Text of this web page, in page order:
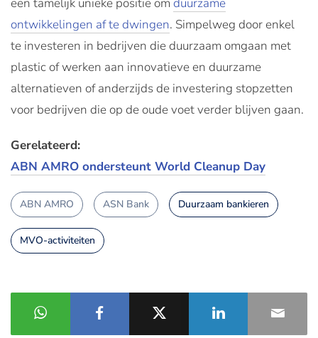
ontwikkelingen af te dwingen. Simpelweg door enkel
te investeren in bedrijven die duurzaam omgaan met
plastic of werken aan innovatieve en duurzame
alternatieven of anderzijds de investering stopzetten
voor bedrijven die op de oude voet verder blijven gaan.
Gerelateerd:
ABN AMRO ondersteunt World Cleanup Day
ABN AMRO ASN Bank Duurzaam bankieren
MVO-activiteiten